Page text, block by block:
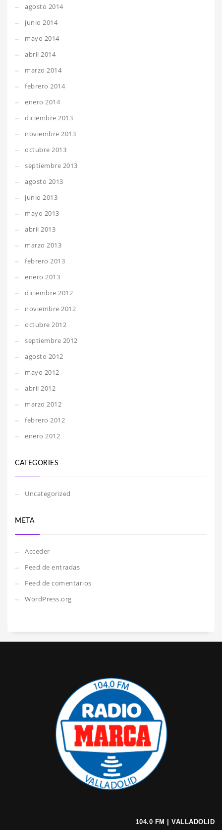
agosto 2014
junio 2014
mayo 2014
abril 2014
marzo 2014
febrero 2014
enero 2014
diciembre 2013
noviembre 2013
octubre 2013
septiembre 2013
agosto 2013
junio 2013
mayo 2013
abril 2013
marzo 2013
febrero 2013
enero 2013
diciembre 2012
noviembre 2012
octubre 2012
septiembre 2012
agosto 2012
mayo 2012
abril 2012
marzo 2012
febrero 2012
enero 2012
CATEGORIES
Uncategorized
META
Acceder
Feed de entradas
Feed de comentarios
WordPress.org
104.0 FM | VALLADOLID